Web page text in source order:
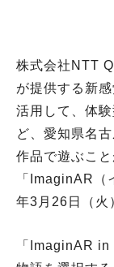
株式会社NTT
が提供する新
活用して、体
ど、愛知県名
作品で遊ぶこ
「ImaginAR
年3月26日（火
「ImaginAR